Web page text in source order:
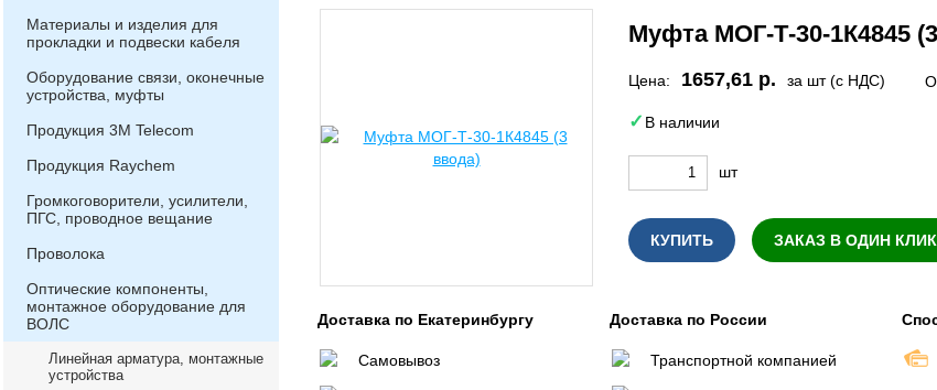
Материалы и изделия для
прокладки и подвески кабеля
Оборудование связи, оконечные
устройства, муфты
Продукция 3М Telecom
Продукция Raychem
Громкоговорители, усилители,
ПГС, проводное вещание
Проволока
Оптические компоненты,
монтажное оборудование для
ВОЛС
Линейная арматура, монтажные
устройства
Муфта МОГ-Т-30-1К4845
Цена: 1657,61 р. за шт (с НДС)
В наличии
шт
КУПИТЬ ЗАКАЗ В ОДИН КЛИК
Доставка по Екатеринбургу
Самовывоз
Доставка по России
Транспортной компанией